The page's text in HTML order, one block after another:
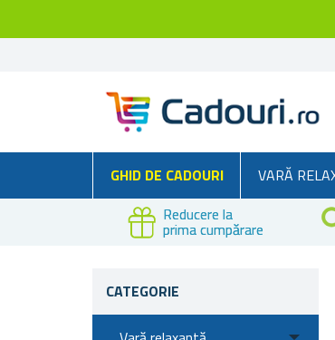
GHID DE CADOURI VARĂ
Reducere la
prima cumpărare
CATEGORIE